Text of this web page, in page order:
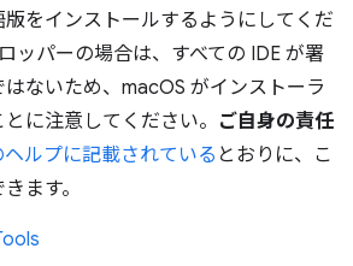
をインストールするようにしてくだ
ッパーの場合は、すべての IDE が署
ないため、macOS がインストーラ
に注意してください。 ご自身の責任
ルプに記載されている とおりに、こ
ます。